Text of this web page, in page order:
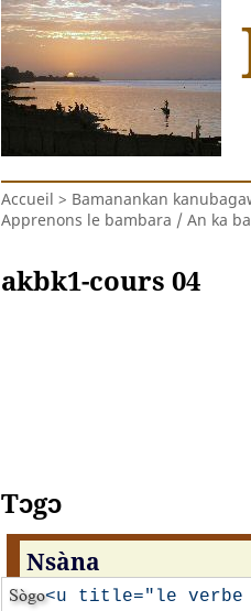
Accueil > Bamanankan
Apprenons le bambara / An ka
akbk1-cours 04
Tɔgɔ
Nsàna
Sògo<u title="le verbe